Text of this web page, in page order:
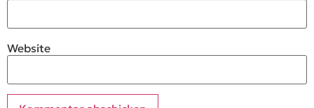
Website